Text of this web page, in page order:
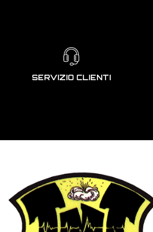
SERVIZIO CLIENTI